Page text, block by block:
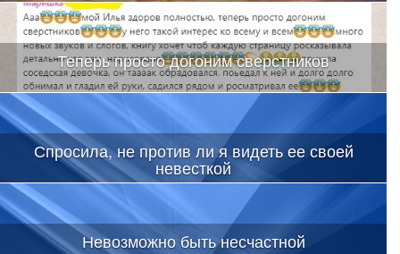
Теперь просто догоним сверстников
Спросила, не против ли я видеть ее своей
невесткой
Невозможно быть несчастной